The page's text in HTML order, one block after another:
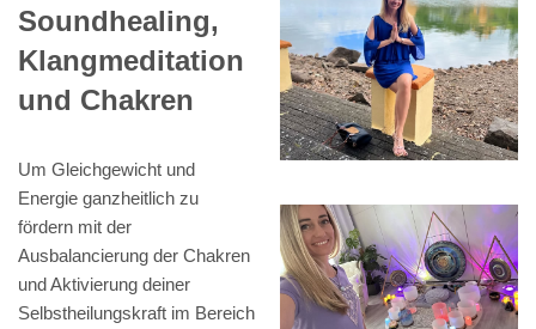
Soundhealing,
Klangmeditation
und Chakren
Um Gleichgewicht und
Energie ganzheitlich zu
fördern mit der
Ausbalancierung der Chakren
und Aktivierung deiner
Selbstheilungskraft im Bereich